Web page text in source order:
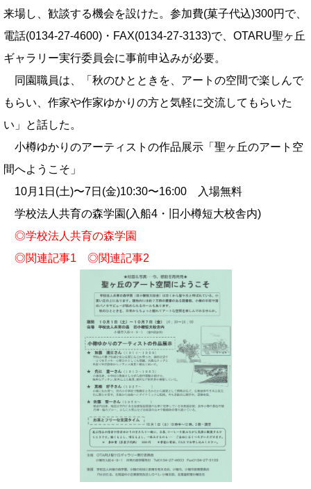
来場し、歓談する機会を設けた。参加費(菓子代込)300円で、
電話(0134-27-4600)・FAX(0134-27-3133)で、OTARU聖ヶ丘
ギャラリー実行委員会に事前申込みが必要。
同園職員は、「秋のひとときを、アートの空間で楽しんで
もらい、作家や作家ゆかりの方と気軽に交流してもらいた
い」と話した。
小樽ゆかりのアーティストの作品展示「聖ヶ丘のアート空
間へようこそ」
10月1日(土)〜7日(金)10:30〜16:00 入場無料
学校法人共育の森学園(入船4・旧小樽短大校舎内)
◎学校法人共育の森学園
◎関連記事1 ◎関連記事2